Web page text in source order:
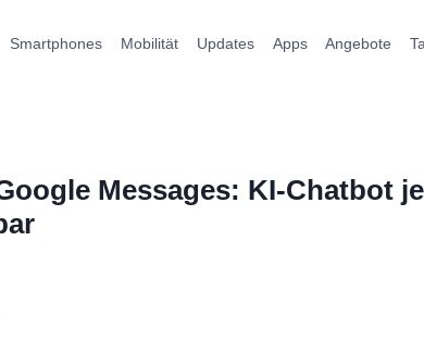
Smartphones Mobilität Updates Apps Angebote
Messages: KI-Chatbot